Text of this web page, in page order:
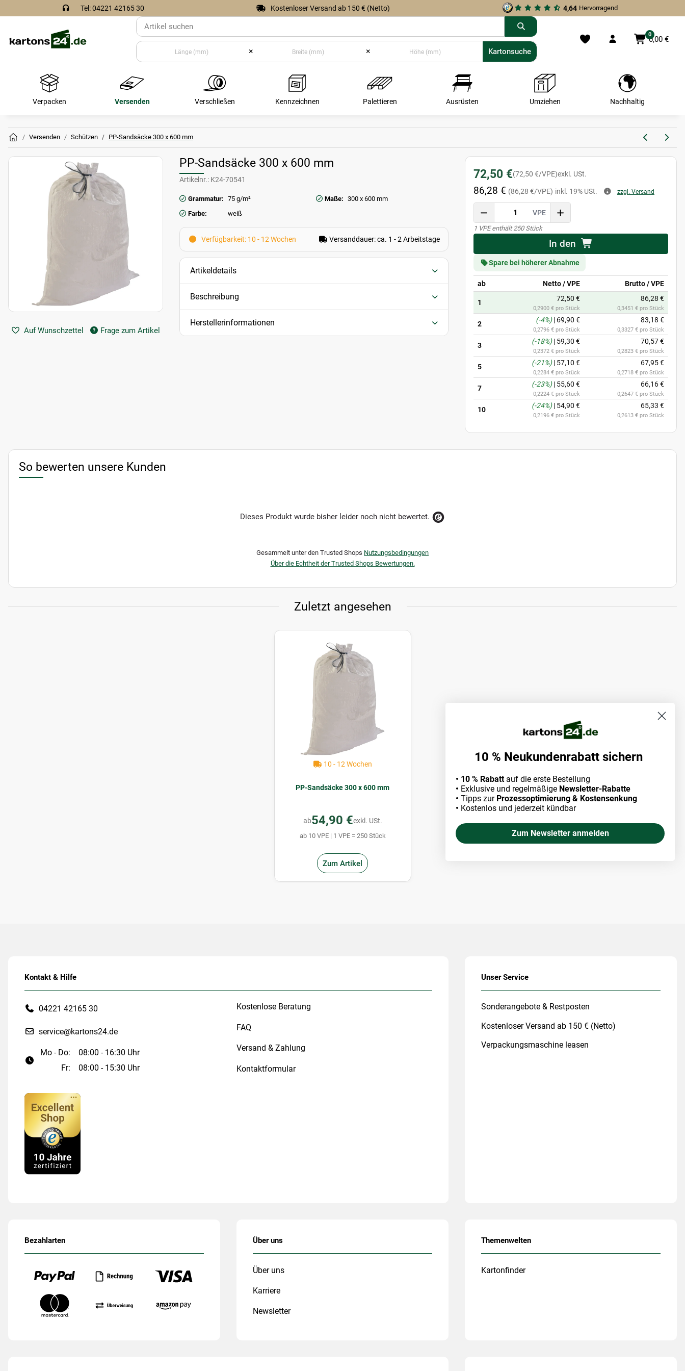
Tel: 04221 42165 30 Kostenloser Versand ab 150 € (Netto) 4,64 Hervorragend
0
0,00 €
× × Kartonsuche
Kartonsuche
Verpacken Versenden Verschließen Kennzeichnen Palettieren Ausrüsten Umziehen Nachhaltig
Versenden Schützen PP-Sandsäcke 300 x 600 mm
Auf Wunschzettel Frage zum Artikel
PP-Sandsäcke 300 x 600 mm
Artikelnr.: K24-70541
Grammatur: 75 g/m² Maße: 300 x 600 mm
Farbe:
weiß
Verfügbarkeit: 10 - 12 Wochen Versanddauer: ca. 1 - 2 Arbeitstage
Artikeldetails
Beschreibung
Herstellerinformationen
72,50 €(72,50 €/VPE)exkl. USt.
86,28 € (86,28 €/VPE) inkl. 19% USt. zzgl. Versand
VPE
x1 VPE enthält 250 Stück
In den
Spare bei höherer Abnahme
ab Netto / VPE Brutto / VPE
1 72,50 €
0,2900 € pro Stück
86,28 €
0,3451 € pro Stück
2 (-4%)| 69,90 €
0,2796 € pro Stück
83,18 €
0,3327 € pro Stück
3 (-18%)| 59,30 €
0,2372 € pro Stück
70,57 €
0,2823 € pro Stück
5 (-21%)| 57,10 €
0,2284 € pro Stück
67,95 €
0,2718 € pro Stück
7 (-23%)| 55,60 €
0,2224 € pro Stück
66,16 €
0,2647 € pro Stück
10 (-24%)| 54,90 €
0,2196 € pro Stück
65,33 €
0,2613 € pro Stück
So bewerten unsere Kunden
Dieses Produkt wurde bisher leider noch nicht bewertet.
Gesammelt unter den Trusted Shops Nutzungsbedingungen
Über die Echtheit der Trusted Shops Bewertungen.
Zuletzt angesehen
10 - 12 Wochen
PP-Sandsäcke 300 x 600 mm
ab54,90 €exkl. USt.
ab 10 VPE | 1 VPE = 250 Stück
Zum Artikel
Kontakt & Hilfe
04221 42165 30
service@kartons24.de
Mo - Do:
08:00 - 16:30 Uhr
Fr:
08:00 - 15:30 Uhr
Kostenlose Beratung
FAQ
Versand & Zahlung
Kontaktformular
Unser Service
Sonderangebote & Restposten
Kostenloser Versand ab 150 € (Netto)
Verpackungsmaschine leasen
Bezahlarten Über uns
Über uns
Karriere
Newsletter
Themenwelten
Kartonfinder
10 % Neukundenrabatt sichern
• 10 % Rabatt auf die erste Bestellung
• Exklusive und regelmäßige Newsletter-Rabatte
• Tipps zur Prozessoptimierung & Kostensenkung
• Kostenlos und jederzeit kündbar
Zum Newsletter anmelden